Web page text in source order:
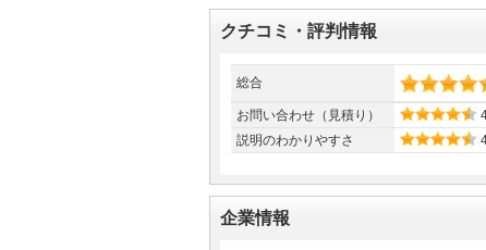
クチコミ・評判情報
総合
お問い合わせ（見積り）
説明のわかりやすさ
企業情報